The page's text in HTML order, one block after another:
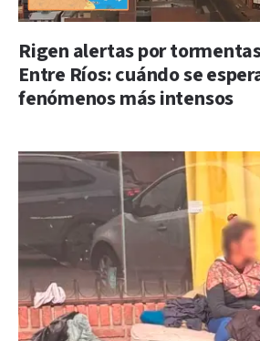
Rigen alertas por
Entre Ríos: cuándo se
fenómenos más intensos